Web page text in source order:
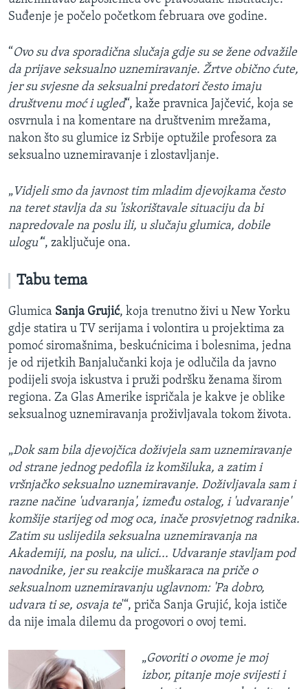
Suđenje je počelo početkom februara ove godine.
“Ovo su dva sporadična slučaja gdje su se žene odvažile
da prijave seksualno uznemiravanje. Žrtve obično ćute,
jer su svjesne da seksualni predatori često imaju
društvenu moć i ugled“, kaže pravnica Jajčević, koja se
osvrnula i na komentare na društvenim mrežama,
nakon što su glumice iz Srbije optužile profesora za
seksualno uznemiravanje i zlostavljanje.
„ Vidjeli smo da javnost tim mladim djevojkama često
na teret stavlja da su 'iskorištavale situaciju da bi
napredovale na poslu ili, u slučaju glumica, dobile
ulogu’“, zaključuje ona.
Tabu tema
Glumica Sanja Grujić, koja trenutno živi u New Yorku
gdje statira u TV serijama i volontira u projektima za
pomoć siromašnima, beskućnicima i bolesnima, jedna
je od rijetkih Banjalučanki koja je odlučila da javno
podijeli svoja iskustva i pruži podršku ženama širom
regiona. Za Glas Amerike ispričala je kakve je oblike
seksualnog uznemiravanja proživljavala tokom života.
„Dok sam bila djevojčica doživjela sam uznemiravanje
od strane jednog pedofila iz komšiluka, a zatim i
vršnjačko seksualno uznemiravanje. Doživljavala sam i
razne načine 'udvaranja', između ostalog, i 'udvaranje'
komšije starijeg od mog oca, inače prosvjetnog radnika.
Zatim su uslijedila seksualna uznemiravanja na
Akademiji, na poslu, na ulici... Udvaranje stavljam pod
navodnike, jer su reakcije muškaraca na priče o
seksualnom uznemiravanju uglavnom: 'Pa dobro,
udvara ti se, osvaja te'“, priča Sanja Grujić, koja ističe
da nije imala dilemu da progovori o ovoj temi.
„Govoriti o ovome je moj
izbor, pitanje moje svijesti i